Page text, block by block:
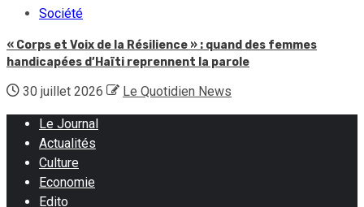
Société
« Corps et Voix de la Résilience » : quand des femmes
handicapées d’Haïti reprennent la parole
30 juillet 2026 Le Quotidien News
Le Journal
Actualités
Culture
Economie
Edito